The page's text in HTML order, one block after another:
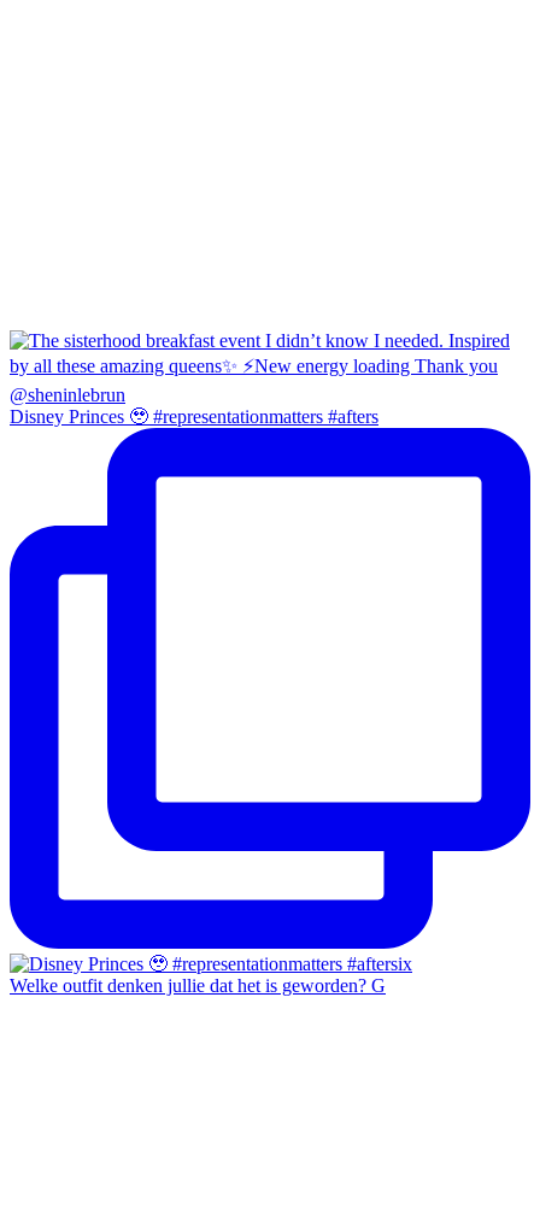
Disney Princes 🥹 #representationmatters #afters
Welke outfit denken jullie dat het is geworden? G